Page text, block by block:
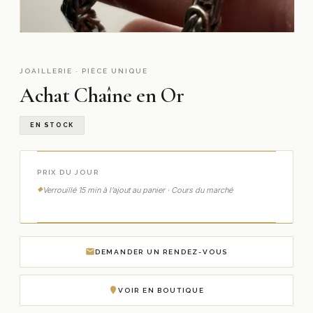
JOAILLERIE · PIÈCE UNIQUE
Achat Chaîne en Or
EN STOCK
PRIX DU JOUR
Verrouillé 15 min à l’ajout au panier · Cours du marché
DEMANDER UN RENDEZ-VOUS
VOIR EN BOUTIQUE